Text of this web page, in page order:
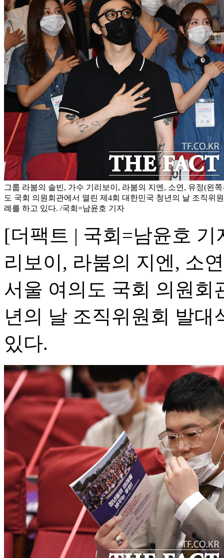
그룹 라붐의 솔빈, 가수 기리보이, 라붐의 지엔, 소연, 유정(왼
도 국회 의원회관에서 열린 제4회 대한민국 청년의 날 조직위
례를 하고 있다. /국회=남윤호 기자
[더팩트 | 국회=남윤호
리보이, 라붐의 지엔, 소
서울 여의도 국회 의원회
년의 날 조직위원회 발
있다.